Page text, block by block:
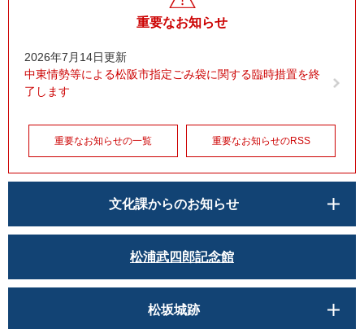
重要なお知らせ
2026年7月14日更新
中東情勢等による松阪市指定ごみ袋に関する臨時措置を終
了します
重要なお知らせの一覧 重要なお知らせのRSS
文化課からのお知らせ
松浦武四郎記念館
松坂城跡